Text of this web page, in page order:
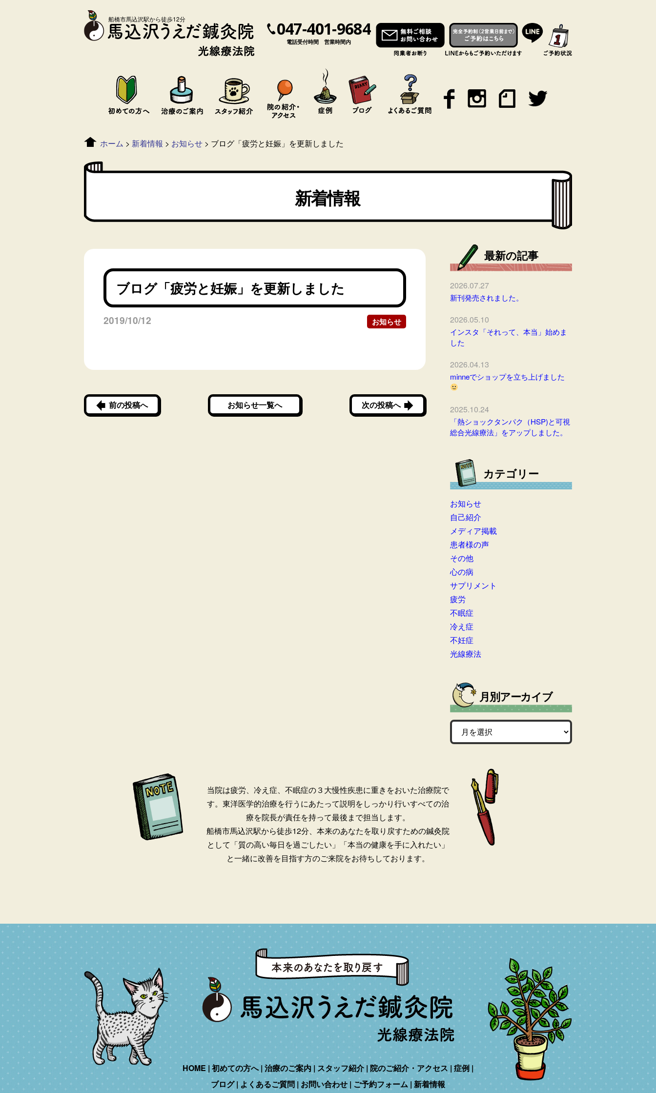
船橋市馬込沢駅から徒歩12分 047-401-9684
電話受付時間 営業時間内
ホーム > 新着情報 > お知らせ > ブログ「疲労と妊娠」を更新しました
新着情報
ブログ「疲労と妊娠」を更新しました
2019/10/12 お知らせ
前の投稿へ お知らせ一覧へ 次の投稿へ
最新の記事
2026.07.27
新刊発売されました。
2026.05.10
インスタ「それって、本当」始めま
した
2026.04.13
minneでショップを立ち上げました
2025.10.24
「熱ショックタンパク（HSP)と可視
総合光線療法」をアップしました。
カテゴリー
お知らせ
自己紹介
メディア掲載
患者様の声
その他
心の病
サプリメント
疲労
不眠症
冷え症
不妊症
光線療法
月別アーカイブ
当院は疲労、冷え症、不眠症の３大慢性疾患に重きをおいた治療院で
す。 東洋医学的治療を行うにあたって説明をしっかり行いすべての治
療を院長が責任を持って最後まで担当します。
船橋市馬込沢駅から徒歩12分、本来のあなたを取り戻すための鍼灸院
として「質の高い毎日を過ごしたい」「本当の健康を手に入れたい」
と一緒に改善を目指す方のご来院をお待ちしております。
HOME 初めての方へ 治療のご案内 スタッフ紹介 院のご紹介・アクセス 症例
ブログ
よくあるご質問 お問い合わせ ご予約フォーム 新着情報